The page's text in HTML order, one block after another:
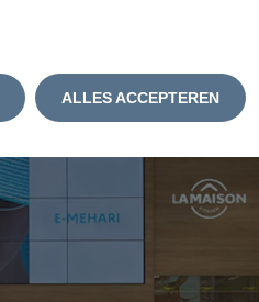
ALLES ACCEPTEREN